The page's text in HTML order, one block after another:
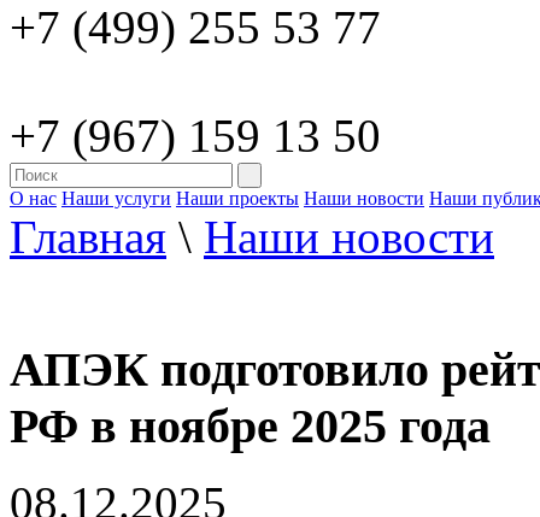
+7 (499) 255 53 77
+7 (967) 159 13 50
О нас Наши услуги Наши проекты Наши новости Наши
Главная \ Наши новости
АПЭК подготовило
РФ в ноябре 2025 года
08.12.2025